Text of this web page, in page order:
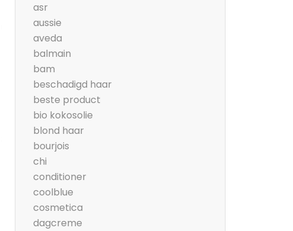
asr
aussie
aveda
balmain
bam
beschadigd haar
beste product
bio kokosolie
blond haar
bourjois
chi
conditioner
coolblue
cosmetica
dagcreme